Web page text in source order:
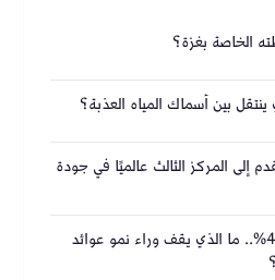
الخاصة بغزة؟
بين أسماك المياه العذبة؟
إلى المركز الثالث عالميًا في جودة
ارتفاع إيرادات الغاز 48%.. ما الذي يقف وراء نمو عوائد